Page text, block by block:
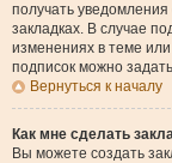
получать
закладках. В случае
изменениях в теме
подписок можно
Вернуться к началу
Как мне сделать
Вы можете создать